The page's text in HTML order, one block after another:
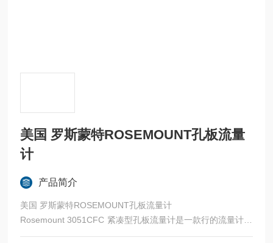
美国 罗斯蒙特ROSEMOUNT孔板流量
计
产品简介
美国 罗斯蒙特ROSEMOUNT孔板流量计
Rosemount 3051CFC 紧凑型孔板流量计是一款行的流量计，
配备紧凑的孔板，可提供精确的流量测量。该流量计已经过泄